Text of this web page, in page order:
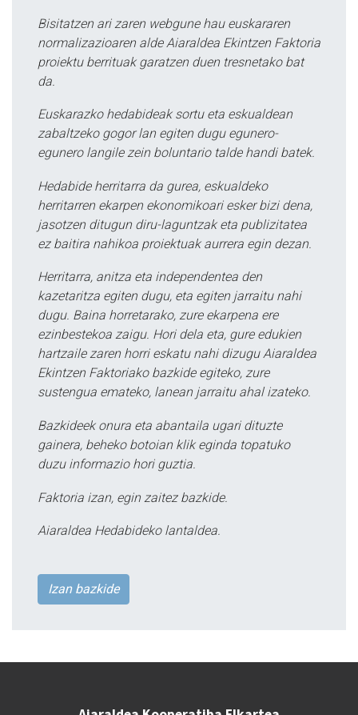
Bisitatzen ari zaren webgune hau euskararen
normalizazioaren alde Aiaraldea Ekintzen Faktoria
proiektu berrituak garatzen duen tresnetako bat
da.
Euskarazko hedabideak sortu eta eskualdean
zabaltzeko gogor lan egiten dugu egunero-
egunero langile zein boluntario talde handi batek.
Hedabide herritarra da gurea, eskualdeko
herritarren ekarpen ekonomikoari esker bizi dena,
jasotzen ditugun diru-laguntzak eta publizitatea
ez baitira nahikoa proiektuak aurrera egin dezan.
Herritarra, anitza eta independentea den
kazetaritza egiten dugu, eta egiten jarraitu nahi
dugu. Baina horretarako, zure ekarpena ere
ezinbestekoa zaigu. Hori dela eta, gure edukien
hartzaile zaren horri eskatu nahi dizugu Aiaraldea
Ekintzen Faktoriako bazkide egiteko, zure
sustengua emateko, lanean jarraitu ahal izateko.
Bazkideek onura eta abantaila ugari dituzte
gainera, beheko botoian klik eginda topatuko
duzu informazio hori guztia.
Faktoria izan, egin zaitez bazkide.
Aiaraldea Hedabideko lantaldea.
Izan bazkide